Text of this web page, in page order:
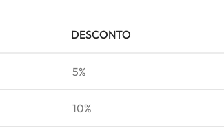
DESCONTO
5%
10%